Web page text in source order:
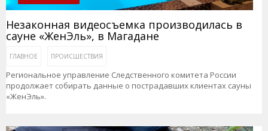
Незаконная видеосъемка производилась в
сауне «ЖенЭль», в Магадане
ГЛАВНОЕ ПРОИСШЕСТВИЯ
Региональное управление Следственного комитета России
продолжает собирать данные о пострадавших клиентах сауны
«ЖенЭль».